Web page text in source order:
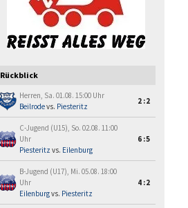
Rückblick
Herren, Sa. 01.08. 15:00 Uhr
Beilrodevs. Piesteritz
2:2
C-Jugend (U15), So. 02.08. 11:00
Uhr
Piesteritz vs. Eilenburg
6:5
B-Jugend (U17), Mi. 05.08. 18:00
Uhr
Eilenburgvs. Piesteritz
4:2